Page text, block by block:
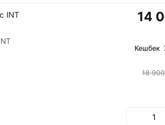
INT 14
Кешбек
18